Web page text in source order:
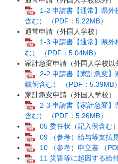
1-2 申請書【通常】県外
含む） （PDF：5.22MB）
通常申請（外国人学校）
1-3 申請書【通常】県外
む） （PDF：5.04MB）
家計急変申請（外国人学校以
2-2 申請書【家計急変
載例含む） （PDF：5.39MB）
家計急変申請（外国人学校）
2-3 申請書【家計急変】
含む） （PDF：5.26MB）
05 委任状（記入例含む
09 （参考）給与等支払
10 （参考）申立書 （
11 災害等に起因する給